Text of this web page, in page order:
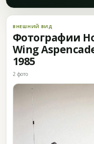
ВНЕШНИЙ ВИД
Фотографии
Wing
1985
2 фото